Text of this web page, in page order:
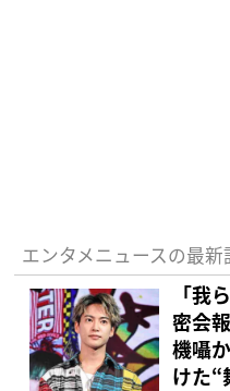
エンタメニュースの最新
「我
密会
機囁
けた“